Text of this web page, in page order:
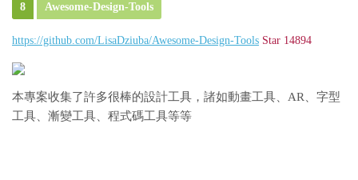
8 Awesome-Design-Tools
https://github.com/LisaDziuba/Awesome-Design-Tools Star 14894
本專案收集了許多很棒的設計工具，諸如動畫工具、AR、字型
工具、漸變工具、程式碼工具等等